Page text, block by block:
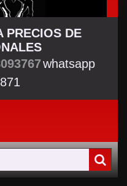
PRECIOS DE
whatsapp